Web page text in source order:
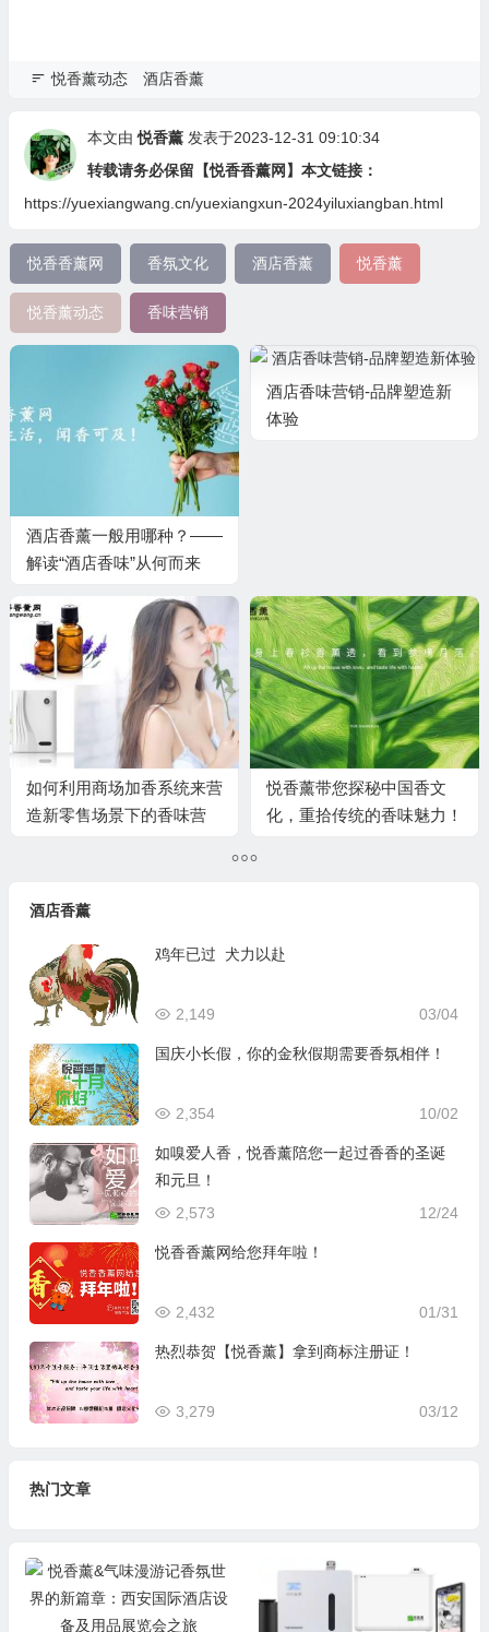
悦香薰动态 酒店香薰
本文由悦香薰 发表于2023-12-31 09:10:34
转载请务必保留【悦香香薰网】本文链接：
https://yuexiangwang.cn/yuexiangxun-2024yiluxiangban.html
悦香香薰网 香氛文化 酒店香薰 悦香薰
悦香薰动态 香味营销
酒店香薰一般用哪种？——
解读“酒店香味”从何而来
酒店香味营销-品牌塑造新
体验
如何利用商场加香系统来营
造新零售场景下的香味营
悦香薰带您探秘中国香文
化，重拾传统的香味魅力！
酒店香薰
鸡年已过 犬力以赴
03/04
2,149
国庆小长假，你的金秋假期需要香氛相伴！
10/02
2,354
如嗅爱人香，悦香薰陪您一起过香香的圣诞
和元旦！
12/24
2,573
悦香香薰网给您拜年啦！
01/31
2,432
热烈恭贺【悦香薰】拿到商标注册证！
03/12
3,279
热门文章